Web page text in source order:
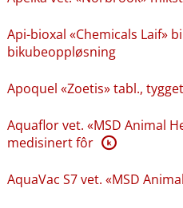
Api-bioxal «Chemicals Laif»
bikubeoppløsning
Apoquel «Zoetis» tabl.,
Aquaflor vet. «MSD Animal
medisinert fôr K
AquaVac S7 vet. «MSD